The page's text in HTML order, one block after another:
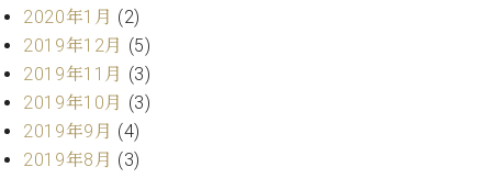
2020年1月 (2)
2019年12月 (5)
2019年11月 (3)
2019年10月 (3)
2019年9月 (4)
2019年8月 (3)